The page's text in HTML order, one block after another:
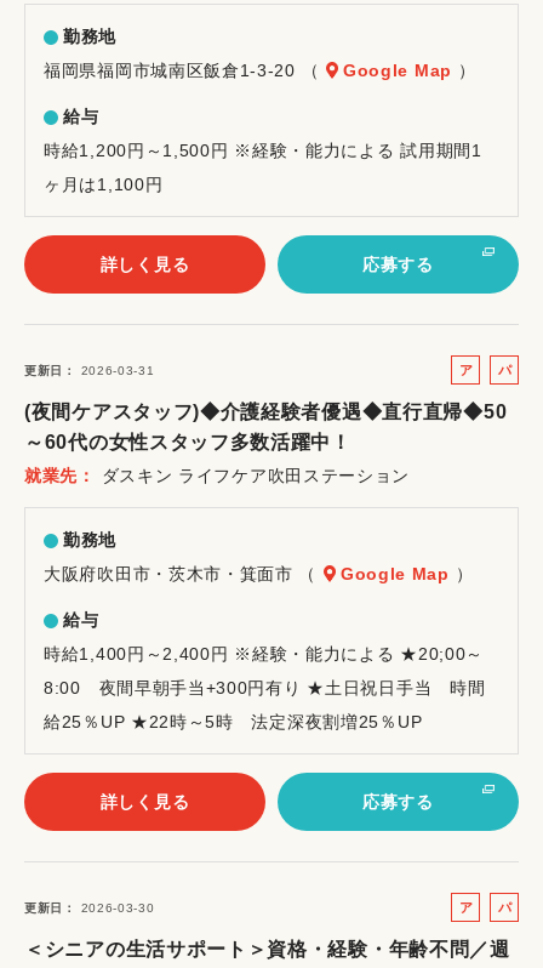
勤務地
福岡県福岡市城南区飯倉1-3-20 （
Google Map ）
給与
時給1,200円～1,500円 ※経験・能力による 試用期間1
ヶ月は1,100円
詳しく見る 応募する
更新日 2026-03-31
ア
バ
パ
ト
(夜間ケアスタッフ)◆介護経験者優遇◆直行直帰◆50
～60代の女性スタッフ多数活躍中！
就業先 ダスキン ライフケア吹田ステーション
勤務地
大阪府吹田市・茨木市・箕面市 （
Google Map ）
給与
時給1,400円～2,400円 ※経験・能力による ★20;00～
8:00 夜間早朝手当+300円有り ★土日祝日手当 時間
給25％UP ★22時～5時 法定深夜割増25％UP
詳しく見る 応募する
更新日 2026-03-30
ア
バ
パ
ト
＜シニアの生活サポート＞資格・経験・年齢不問／週